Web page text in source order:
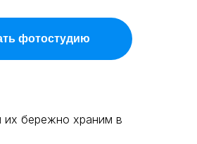
фотостудию
их бережно храним в